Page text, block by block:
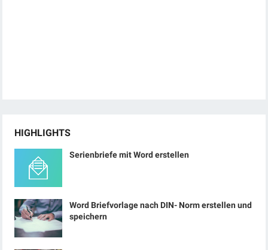
HIGHLIGHTS
Serienbriefe mit Word erstellen
Word Briefvorlage nach DIN- Norm erstellen und
speichern